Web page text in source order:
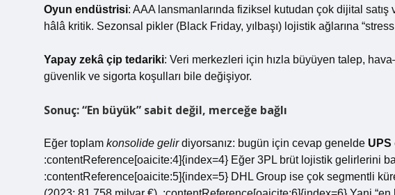
Oyun endüstrisi: AAA lansmanlarında fiziksel kutudan çok dijital satış
hâlâ kritik. Sezonsal pikler (Black Friday, yılbaşı) lojistik ağlarına “stress
Yapay zekâ çip tedariki: Veri merkezleri için hızla büyüyen talep,
güvenlik ve sigorta koşulları bile değişiyor.
Sonuç: “En büyük” sabit değil, merceğe bağlı
Eğer toplam konsolide gelirdiyorsanız: bugün için cevap genelde UPS
:contentReference[oaicite:4]{index=4} Eğer 3PL brüt lojistik gelirlerini
:contentReference[oaicite:5]{index=5} DHL Group ise çok segmentli